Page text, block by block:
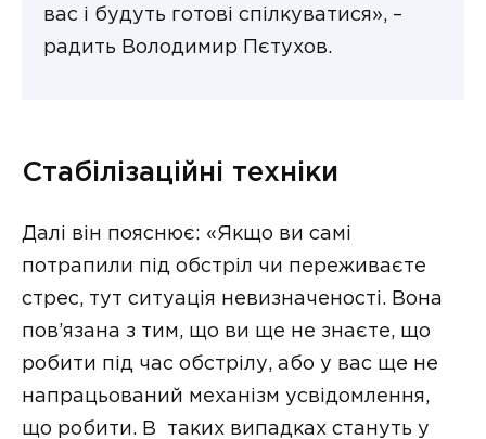
вас і будуть готові спілкуватися», –
радить Володимир Пєтухов.
Стабілізаційні техніки
Далі він пояснює: «Якщо ви самі
потрапили під обстріл чи переживаєте
стрес, тут ситуація невизначеності. Вона
пов’язана з тим, що ви ще не знаєте, що
робити під час обстрілу, або у вас ще не
напрацьований механізм усвідомлення,
що робити. В таких випадках стануть у